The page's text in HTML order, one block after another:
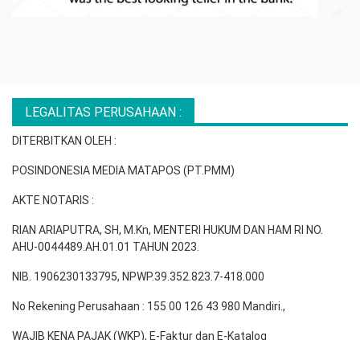
LEGALITAS PERUSAHAAN :
DITERBITKAN OLEH :
POSINDONESIA MEDIA MATAPOS (PT.PMM)
AKTE NOTARIS :
RIAN ARIAPUTRA, SH, M.Kn, MENTERI HUKUM DAN HAM RI NO.
AHU-0044489.AH.01.01 TAHUN 2023.
NIB. 1906230133795, NPWP.39.352.823.7-418.000
No Rekening Perusahaan : 155 00 126 43 980 Mandiri.,
WAJIB KENA PAJAK (WKP), E-Faktur dan E-Katalog